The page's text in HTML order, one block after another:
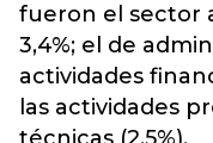
fueron el sector
3,4%; el de
actividades
las actividades